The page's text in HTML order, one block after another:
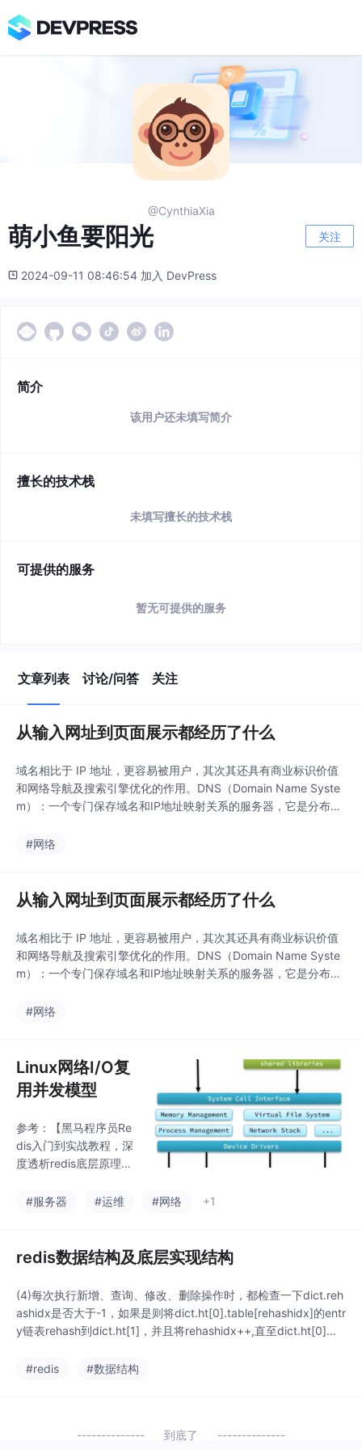
@CynthiaXia
萌小鱼要阳光 关注
2024-09-11 08:46:54 加入 DevPress
简介
该用户还未填写简介
擅长的技术栈
未填写擅长的技术栈
可提供的服务
暂无可提供的服务
文章列表 讨论/问答 关注
从输入网址到页面展示都经历了什么
域名相比于 IP 地址，更容易被用户，其次其还具有商业标识价值
和网络导航及搜索引擎优化的作用。DNS（Domain Name Syste
m）：一个专门保存域名和IP地址映射关系的服务器，它是分布式
#网络
从输入网址到页面展示都经历了什么
域名相比于 IP 地址，更容易被用户，其次其还具有商业标识价值
和网络导航及搜索引擎优化的作用。DNS（Domain Name Syste
m）：一个专门保存域名和IP地址映射关系的服务器，它是分布式
#网络
Linux网络I/O复
用并发模型
参考：【黑马程序员Re
dis入门到实战教程，深
度透析redis底层原理+r
方案+黑马点评实战项
671t/?
#服务器 #运维 #网络 +1
redis数据结构及底层实现结构
(4)每次执行新增、查询、修改、删除操作时，都检查一下dict.reh
ashidx是否大于-1，如果是则将dict.ht[0].table[rehashidx]的entr
y链表rehash到dict.ht[1]，并且将rehashidx++,直至dict.ht[0]的
出现在dict.ht[1]或者dict.ht[0]中）（由
#redis #数据结构
到底了